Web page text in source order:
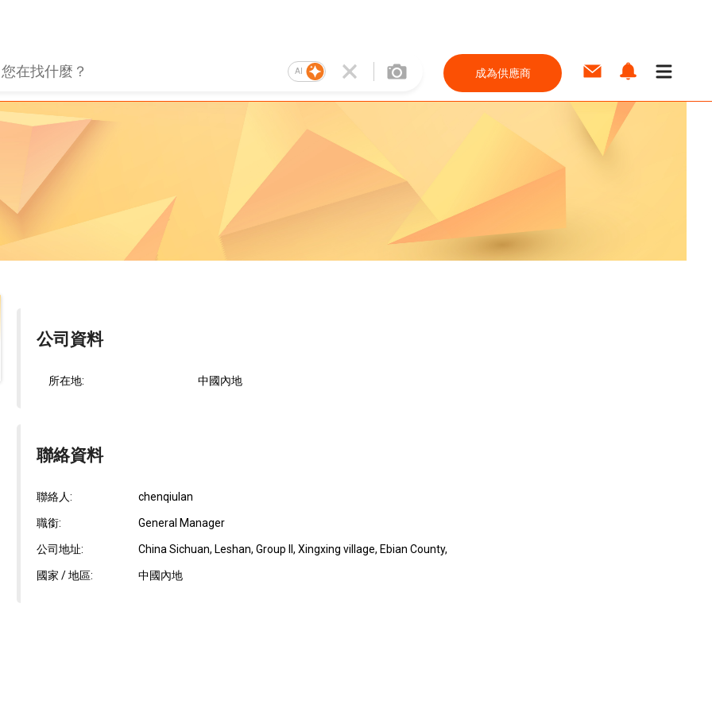
AI 成為供應商
公司資料
所在地: 中國內地
聯絡資料
聯絡人: chenqiulan
職銜: General Manager
公司地址: China Sichuan, Leshan, Group II, Xingxing village, Ebian County,
國家 / 地區: 中國內地